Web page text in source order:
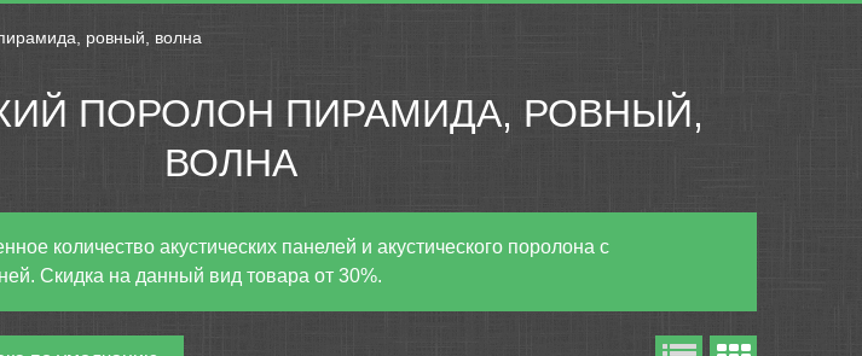
ровный, волна
ПОРОЛОН ПИРАМИДА, РОВНЫЙ,
ВОЛНА
количество акустических панелей и акустического поролона с
Скидка на данный вид товара от 30%.